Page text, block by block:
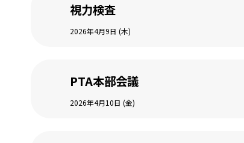
視力検査
2026年4月9日 (木)
PTA本部会議
2026年4月10日 (金)